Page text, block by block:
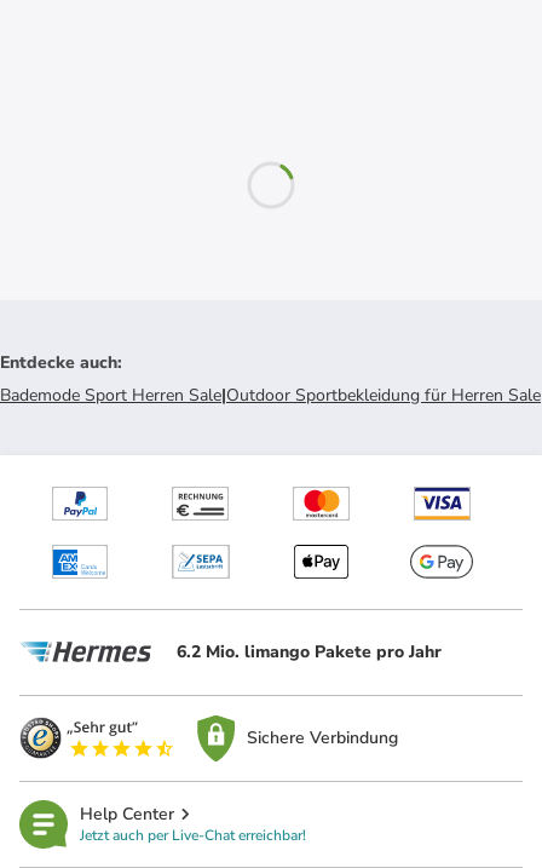
Entdecke auch:
Bademode Sport Herren Sale|Outdoor Sportbekleidung für Herren Sale
6.2 Mio. limango Pakete pro Jahr
Sichere Verbindung
Help Center
Jetzt auch per Live-Chat erreichbar!